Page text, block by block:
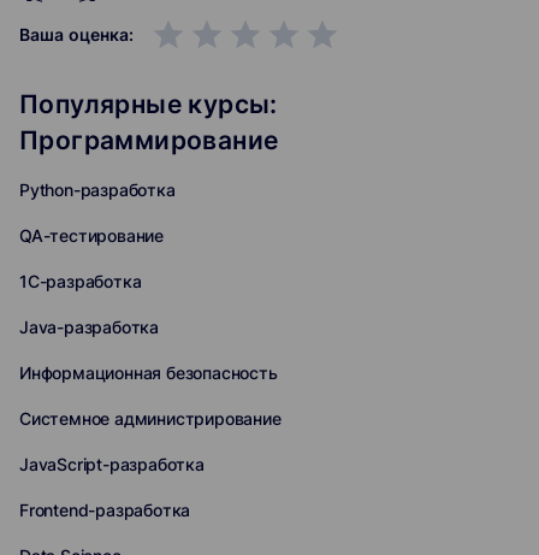
Ваша оценка: grade grade grade grade grade
Популярные курсы:
Программирование
Python-разработка
QA-тестирование
1C-разработка
Java-разработка
Информационная безопасность
Системное администрирование
JavaScript-разработка
Frontend-разработка